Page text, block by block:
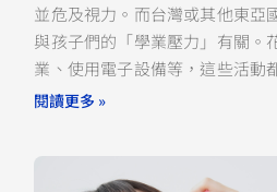
並危及視力。而台灣或其他東亞
與孩子們的「學業壓力」有關。
業、使用電子設備等，這些活動
閱讀更多 »